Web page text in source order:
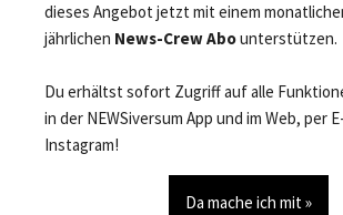
dieses Angebot jetzt mit einem
jährlichen News-Crew Abounterstützen.
Du erhältst sofort Zugriff auf alle
in der NEWSiversum App und im Web, per
Instagram!
Da mache ich mit »